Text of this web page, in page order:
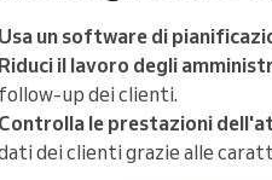
Usa un software di
Riduci il lavoro degli
follow-up dei clienti.
Controlla le prestazioni
dei clienti grazie alle